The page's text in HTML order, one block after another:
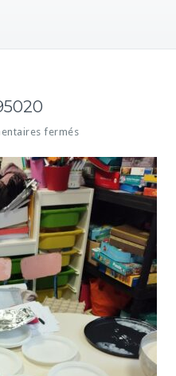
fermés
r
I
M
G
_
2
0
2
6
0
2
0